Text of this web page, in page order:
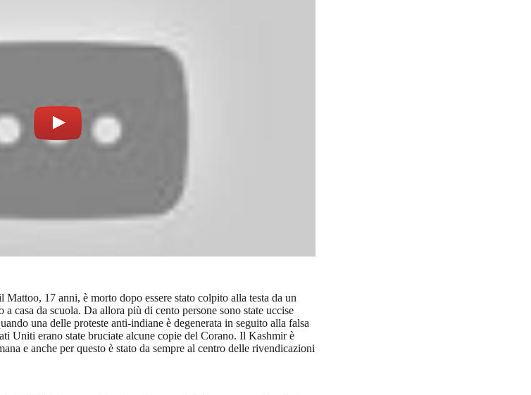
17 anni, è morto dopo essere stato colpito alla testa da un
casa da scuola. Da allora più di cento persone sono state uccise
una delle proteste anti-indiane è degenerata in seguito alla falsa
Uniti erano state bruciate alcune copie del Corano. Il Kashmir è
e anche per questo è stato da sempre al centro delle rivendicazioni